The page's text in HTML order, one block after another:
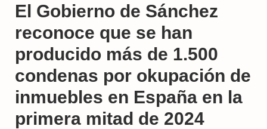
El Gobierno de Sánchez
reconoce que se han
producido más de 1.500
condenas por okupación de
inmuebles en España en la
primera mitad de 2024